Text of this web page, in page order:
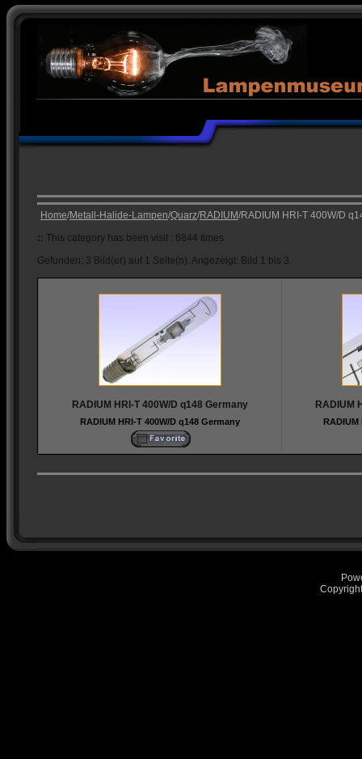
Home/Metall-Halide-Lampen/Quarz/RADIUM/RADIUM HRI-T 400W/D
:: This category has been visit : 6844 times
Gefunden: 3 Bild(er) auf 1 Seite(n). Angezeigt: Bild 1 bis 3.
RADIUM HRI-T 400W/D q148 Germany
RADIUM HRI-T 400W/D q148 Germany
RADIUM
RADIUM